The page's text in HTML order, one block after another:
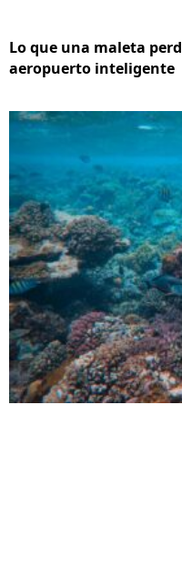
Lo que una maleta
aeropuerto inteligente